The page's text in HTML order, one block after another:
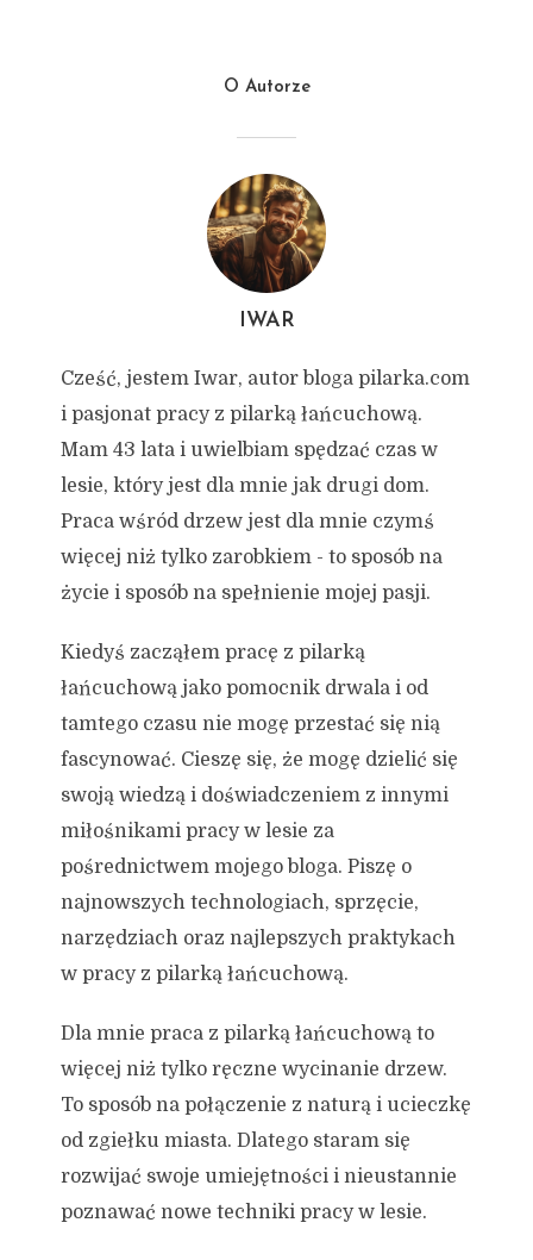
O Autorze
IWAR
Cześć, jestem Iwar, autor bloga pilarka.com
i pasjonat pracy z pilarką łańcuchową.
Mam 43 lata i uwielbiam spędzać czas w
lesie, który jest dla mnie jak drugi dom.
Praca wśród drzew jest dla mnie czymś
więcej niż tylko zarobkiem - to sposób na
życie i sposób na spełnienie mojej pasji.
Kiedyś zacząłem pracę z pilarką
łańcuchową jako pomocnik drwala i od
tamtego czasu nie mogę przestać się nią
fascynować. Cieszę się, że mogę dzielić się
swoją wiedzą i doświadczeniem z innymi
miłośnikami pracy w lesie za
pośrednictwem mojego bloga. Piszę o
najnowszych technologiach, sprzęcie,
narzędziach oraz najlepszych praktykach
w pracy z pilarką łańcuchową.
Dla mnie praca z pilarką łańcuchową to
więcej niż tylko ręczne wycinanie drzew.
To sposób na połączenie z naturą i ucieczkę
od zgiełku miasta. Dlatego staram się
rozwijać swoje umiejętności i nieustannie
poznawać nowe techniki pracy w lesie.